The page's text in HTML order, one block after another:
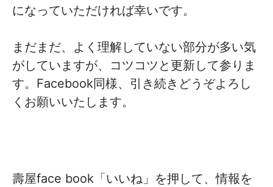
になっていただければ幸いです。
まだまだ、よく理解していない部分が多い気
がしていますが、コツコツと更新して参りま
す。Facebook同様、引き続きどうぞよろし
くお願いいたします。
壽屋face book「いいね」を押して、情報を